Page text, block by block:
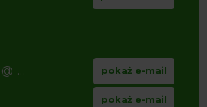
... pokaż e-mail
pokaż e-mail